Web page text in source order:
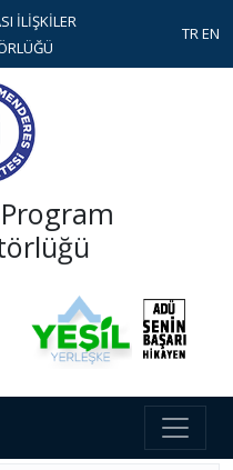
İLİŞKİLER
TREN
Program